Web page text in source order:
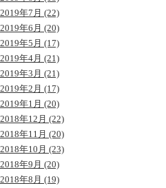
2019年7月 (22)
2019年6月 (20)
2019年5月 (17)
2019年4月 (21)
2019年3月 (21)
2019年2月 (17)
2019年1月 (20)
2018年12月 (22)
2018年11月 (20)
2018年10月 (23)
2018年9月 (20)
2018年8月 (19)